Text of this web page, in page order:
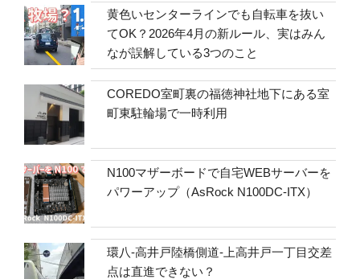
黄色いセンターラインでも自転車を抜い
てOK？2026年4月の新ルール、実はみん
なが誤解している3つのこと
COREDO室町裏の福徳神社地下にある室
町東駐輪場で一時利用
N100マザーボードで自宅WEBサーバーを
パワーアップ（AsRock N100DC-ITX）
環八-高井戸陸橋側道-上高井戸一丁目交差
点は直進できない？